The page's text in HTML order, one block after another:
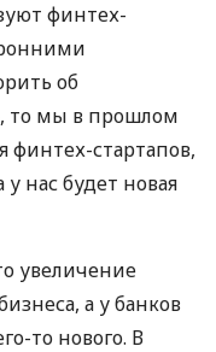
финтех-
об
то мы в прошлом
финтех-стартапов,
нас будет новая
увеличение
а у банков
то нового. В